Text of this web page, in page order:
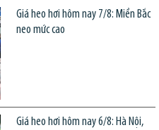
Giá heo hơi hôm nay 7/8: Miền Bắc
neo mức cao
Giá heo hơi hôm nay 6/8: Hà Nội,